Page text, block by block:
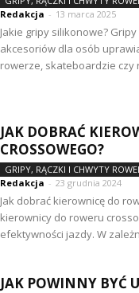
Redakcja - 13 marca 2025
Jakie gripy silikonowe?
akcesoriów dla osób
rowerze, skateboardzie czy
JAK DOBRAĆ
CROSSOWEGO?
GRIPY, RĄCZKI I CHWYTY
Redakcja - 23 grudnia 2024
Jak dobrać kierownicę do
kierownicy do roweru
efektywności jazdy. W
JAK POWINNY BYĆ